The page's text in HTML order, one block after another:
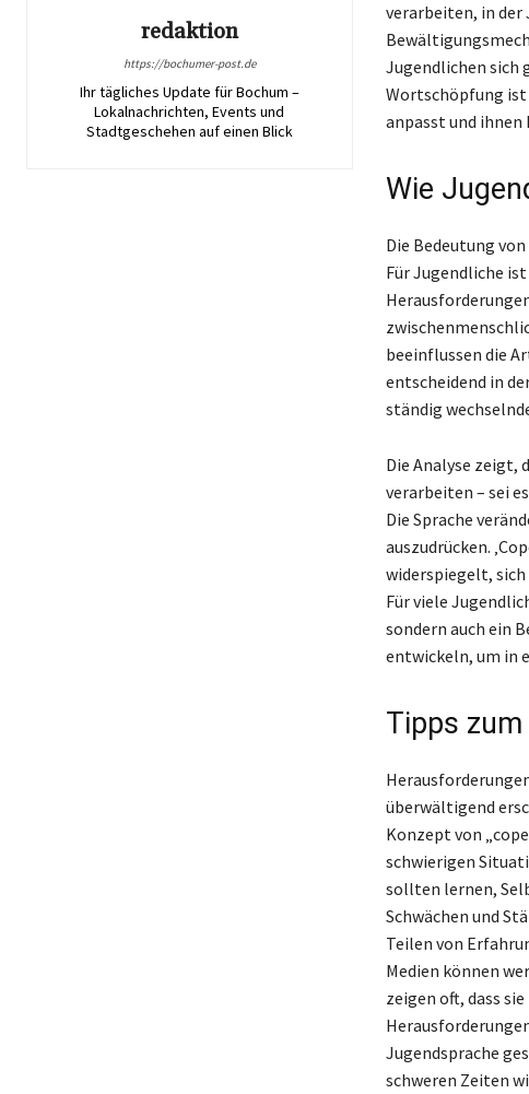
redaktion
https://bochumer-post.de
Ihr tägliches Update für Bochum –
Lokalnachrichten, Events und
Stadtgeschehen auf einen Blick
verarbeiten, in der
Jugendlichen sich
Wortschöpfung ist
anpasst und
Wie
Die Bedeutung
Für Jugendliche
beeinflussen die
entscheidend in
ständig
Die Analyse zeigt,
verarbeiten – sei
Die Sprache
auszudrücken.
widerspiegelt, sich
Für viele
sondern auch ein
entwickeln, um in
Tipps
überwältigend
Konzept von
schwierigen
sollten lernen,
Schwächen und
Teilen von
Medien können
zeigen oft, dass
Jugendsprache
schweren Zeiten